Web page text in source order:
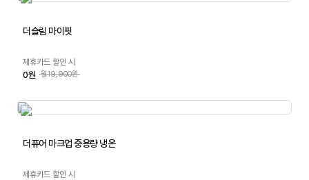
더슬림 마이핏
제휴카드 할인 시
0원 월19,900원
더퓨어 마크업 중용량 냉온
제휴카드 할인 시